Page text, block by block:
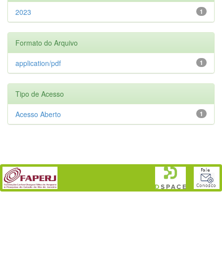
1
2023
Formato do Arquivo
1
application/pdf
Tipo de Acesso
1
Acesso Aberto